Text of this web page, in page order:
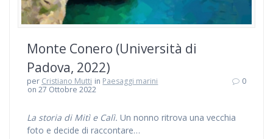
Monte Conero (Università di
Padova, 2022)
per Cristiano Mutti in Paesaggi marini
on 27 Ottobre 2022
0
La storia di Mitì e Calì. Un nonno ritrova una vecchia
foto e decide di raccontare…